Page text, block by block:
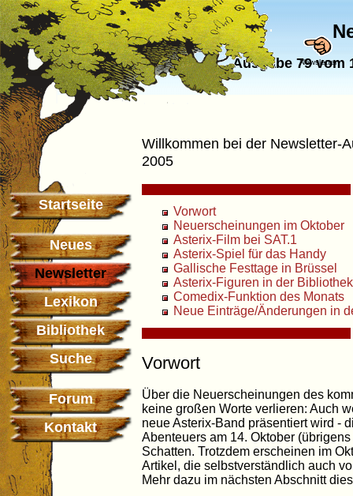
Newsletter
Ausgabe 79 vom
Startseite
Neues
Newsletter
Lexikon
Bibliothek
Suche
Forum
Kontakt
Willkommen bei der Newsletter-
2005
Vorwort
Neuerscheinungen im Oktober
Asterix-Film bei SAT.1
Asterix-Spiel für das Handy
Gallische Festtage in Brüssel
Asterix-Figuren in der Bibliothek
Comedix-Funktion des Monats
Neue Einträge/Änderungen in
Vorwort
Über die Neuerscheinungen des
keine großen Worte verlieren: Auch
neue Asterix-Band präsentiert wird -
Abenteuers am 14. Oktober
Schatten. Trotzdem erscheinen im
Artikel, die selbstverständlich auch
Mehr dazu im nächsten Abschnitt